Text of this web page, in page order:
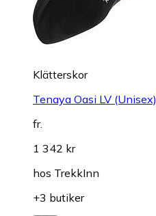
Klätterskor
Tenaya Oasi LV (Unisex)
fr.
1 342 kr
hos TrekkInn
+3 butiker